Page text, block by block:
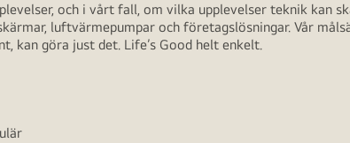
och i vårt fall, om vilka upplevelser teknik kan
luftvärmepumpar och företagslösningar. Vår
kan göra just det. Life’s Good helt enkelt.